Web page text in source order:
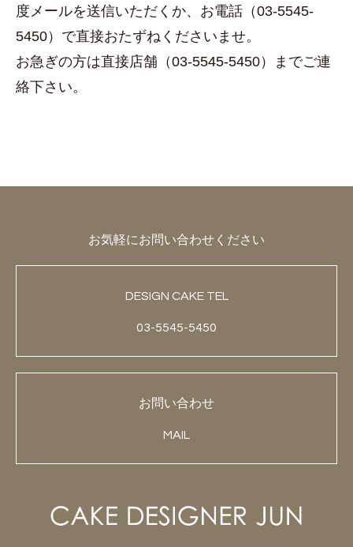
度メールを送信いただくか、お電話（03-5545-
5450）で直接おたずねくださいませ。
お急ぎの方は直接店舗（03-5545-5450）までご連
絡下さい。
お気軽にお問い合わせください
DESIGN CAKE TEL
03-5545-5450
お問い合わせ
MAIL